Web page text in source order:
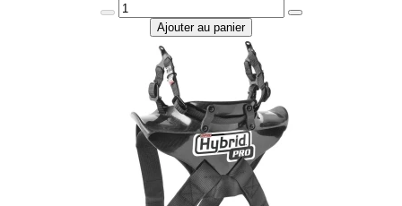
Ajouter au panier